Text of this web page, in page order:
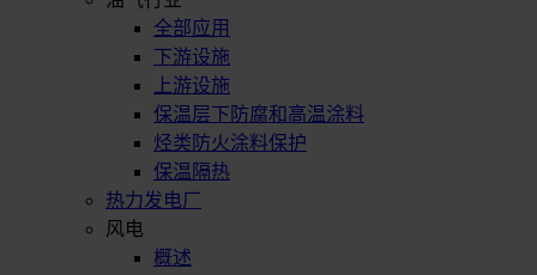
全部应用
下游设施
上游设施
保温层下防腐和高温涂料
烃类防火涂料保护
保温隔热
热力发电厂
风电
概述